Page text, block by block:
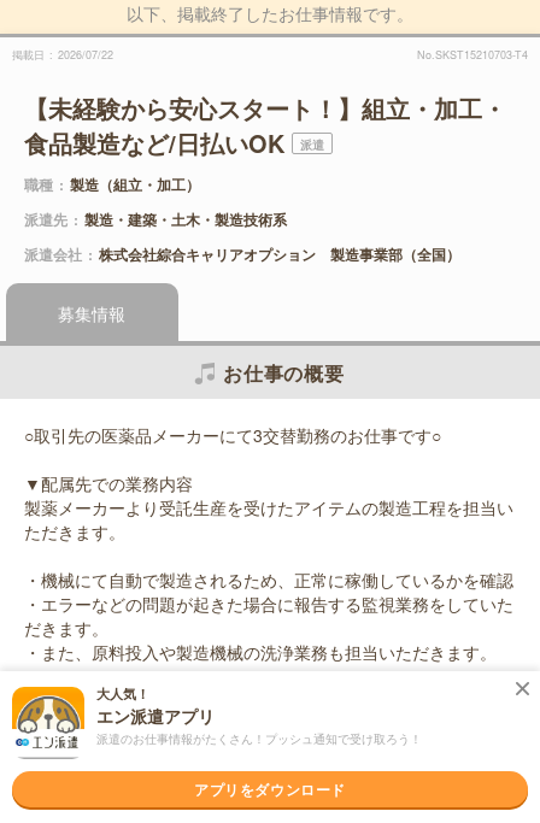
以下、掲載終了したお仕事情報です。
掲載日 2026/07/22 No.SKST15210703-T4
【未経験から安心スタート！】組立・加工・
食品製造など/日払いOK
派遣
職種
製造（組立・加工）
派遣先
製造・建築・土木・製造技術系
派遣会社
株式会社綜合キャリアオプション 製造事業部（全国）
募集情報
お仕事の概要
○取引先の医薬品メーカーにて3交替勤務のお仕事です○
▼配属先での業務内容
製薬メーカーより受託生産を受けたアイテムの製造工程を担当い
ただきます。
・機械にて自動で製造されるため、正常に稼働しているかを確認
・エラーなどの問題が起きた場合に報告する監視業務をしていた
だきます。
・また、原料投入や製造機械の洗浄業務も担当いただきます。
※クリーンルーム内でのお仕事になります
応募資格
職種未経験OK / ブランクOK / 英語力不要
大人気！
エン派遣アプリ
派遣のお仕事情報がたくさん！プッシュ通知で受け取ろう！
アプリをダウンロード